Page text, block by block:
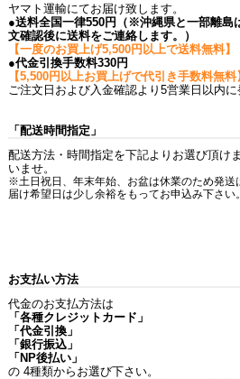
ヤマト運輸にてお届け致します。
●送料全国一律550円（※沖縄県と一部離島
文確認後に送料をご連絡します。）
【一度のお買上げ5,500円以上で送料無料】
●代金引換手数料330円
【5,500円以上お買上げで代引き手数料無料
ご注文日および入金確認より5営業日以内に
「配送時間指定」
配送方法・時間指定を下記よりお選び頂け
いませ。
※土日祝日、年末年始、お盆は休業のため発送
届け希望日は少し余裕をもってお申込み下さい。
お支払い方法
代金のお支払方法は
「各種クレジットカード」
「代金引換」
「銀行振込」
「NP後払い」
の 4種類からお選び下さい。